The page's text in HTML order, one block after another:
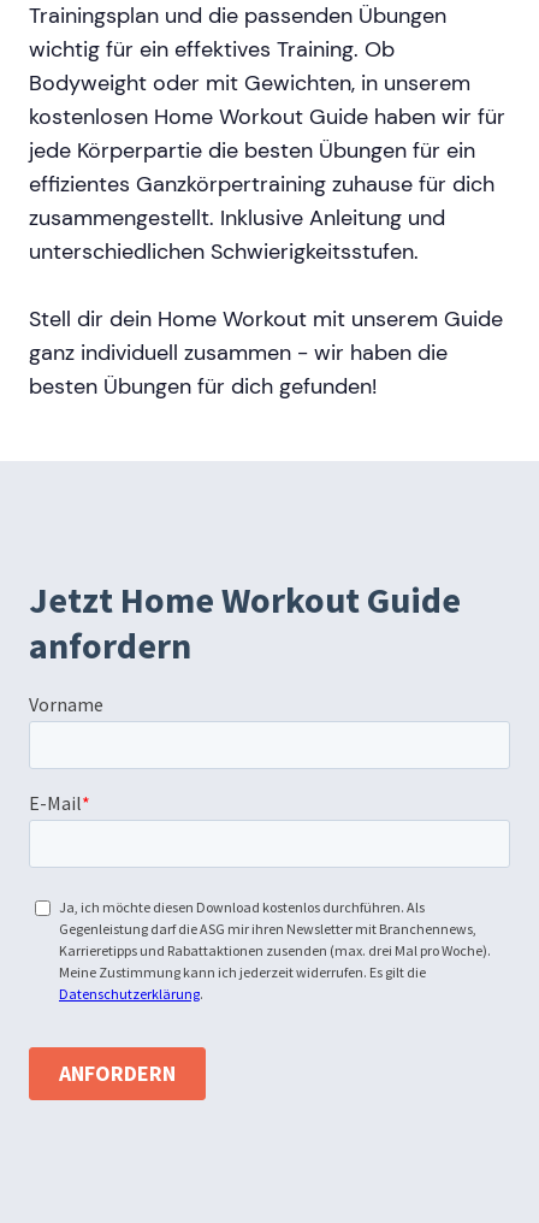
Trainingsplan und die passenden Übungen
wichtig für ein effektives Training. Ob
Bodyweight oder mit Gewichten, in unserem
kostenlosen Home Workout Guide haben wir für
jede Körperpartie die besten Übungen für ein
effizientes Ganzkörpertraining zuhause für dich
zusammengestellt. Inklusive Anleitung und
unterschiedlichen Schwierigkeitsstufen.
Stell dir dein Home Workout mit unserem Guide
ganz individuell zusammen - wir haben die
besten Übungen für dich gefunden!